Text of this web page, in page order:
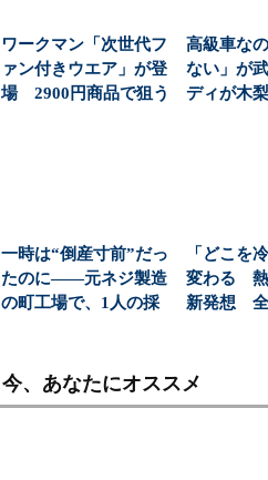
ワークマン「次世代フ
ァン付きウエア」が登
場 2900円商品で狙う
高級車な
ない」が
ディが木
一時は“倒産寸前”だっ
たのに――元ネジ製造
の町工場で、1人の採
「どこを
変わる 熱
新発想 全
今、あなたにオススメ